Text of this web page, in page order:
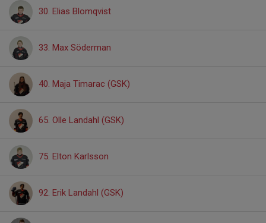
30. Elias Blomqvist
33. Max Söderman
40. Maja Timarac (GSK)
65. Olle Landahl (GSK)
75. Elton Karlsson
92. Erik Landahl (GSK)